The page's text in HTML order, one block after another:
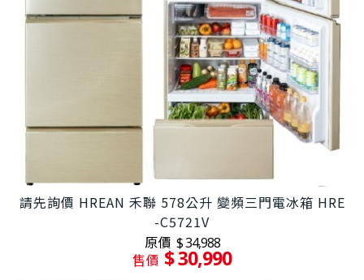
請先詢價 HREAN 禾聯 578公升 變頻三門電冰箱 HRE
-C5721V
原價 $ 34,988
售價 $ 30,990